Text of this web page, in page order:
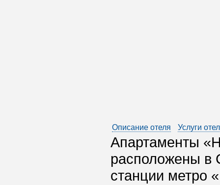
Описание отеля Услуги
Апартаменты
расположены в
станции метро